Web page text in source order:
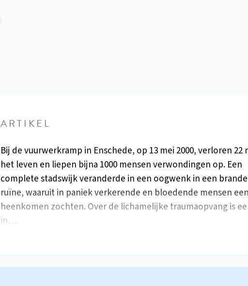
ARTIKEL
Bij de vuurwerkramp in Enschede, op 13 mei 2000, verloren 22
het leven en liepen bijna 1000 mensen verwondingen op. Een
complete stadswijk veranderde in een oogwenk in een
ruïne, waaruit in paniek verkerende en bloedende mensen
heenkomen zochten. Over de lichamelijke traumaopvang is
in…